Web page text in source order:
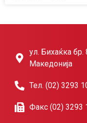
ул. Бихаќка бр.
Македонија
Тел. (02) 3293
Факс (02) 3293